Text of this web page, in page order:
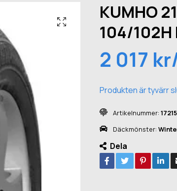
KUMHO
104/102H
2 017
Produkten är tyvärr
Artikelnummer:
Däckmönster:
Dela